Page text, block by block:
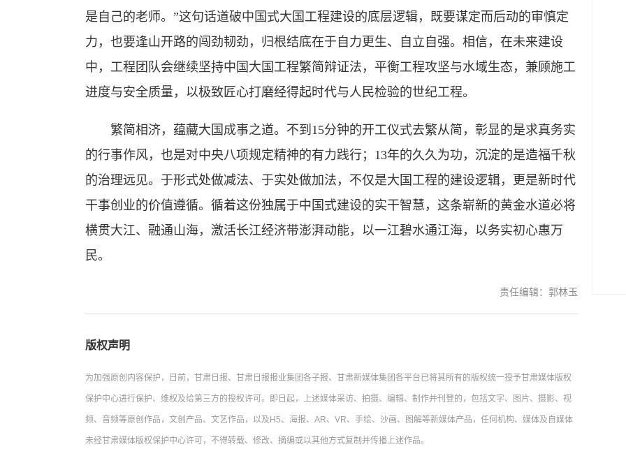
是自己的老师。”这句话道破中国式大国工程建设的底层逻辑，既要谋定而后动的审慎定
力，也要逢山开路的闯劲韧劲，归根结底在于自力更生、自立自强。相信，在未来建设
中，工程团队会继续坚持中国大国工程繁简辩证法，平衡工程攻坚与水域生态，兼顾施工
进度与安全质量，以极致匠心打磨经得起时代与人民检验的世纪工程。
繁简相济，蕴藏大国成事之道。不到15分钟的开工仪式去繁从简，彰显的是求真务实
的行事作风，也是对中央八项规定精神的有力践行；13年的久久为功，沉淀的是造福千秋
的治理远见。于形式处做减法、于实处做加法，不仅是大国工程的建设逻辑，更是新时代
干事创业的价值遵循。循着这份独属于中国式建设的实干智慧，这条崭新的黄金水道必将
横贯大江、融通山海，激活长江经济带澎湃动能，以一江碧水通江海，以务实初心惠万
民。
责任编辑：郭林玉
版权声明
为加强原创内容保护，日前，甘肃日报、甘肃日报报业集团各子报、甘肃新媒体集团各平台已将其所有的版权统一授予甘肃媒体版权
保护中心进行保护、维权及给第三方的授权许可。即日起，上述媒体采访、拍摄、编辑、制作并刊登的，包括文字、图片、摄影、视
频、音频等原创作品，文创产品、文艺作品，以及H5、海报、AR、VR、手绘、沙画、图解等新媒体产品，任何机构、媒体及自媒体
未经甘肃媒体版权保护中心许可，不得转载、修改、摘编或以其他方式复制并传播上述作品。